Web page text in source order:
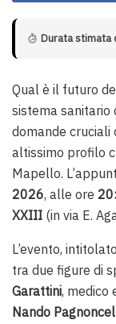
Durata stimata
Qual è il futuro
sistema sanitario
domande cruciali
altissimo profilo
Mapello.
2026, alle ore
XXIII (in via E.
L’evento, intitolato
tra due figure di
Garattini, medico
Nando